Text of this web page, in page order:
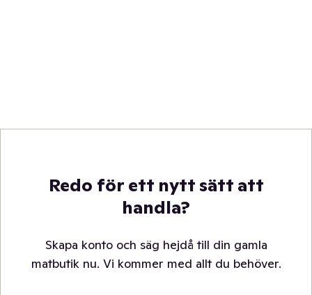
Redo för ett nytt sätt att
handla?
Skapa konto och säg hejdå till din gamla
matbutik nu. Vi kommer med allt du behöver.